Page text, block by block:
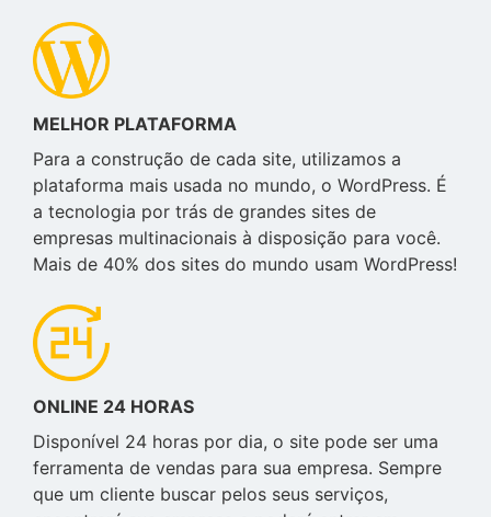
MELHOR PLATAFORMA
Para a construção de cada site, utilizamos a
plataforma mais usada no mundo, o WordPress. É
a tecnologia por trás de grandes sites de
empresas multinacionais à disposição para você.
Mais de 40% dos sites do mundo usam WordPress!
ONLINE 24 HORAS
Disponível 24 horas por dia, o site pode ser uma
ferramenta de vendas para sua empresa. Sempre
que um cliente buscar pelos seus serviços,